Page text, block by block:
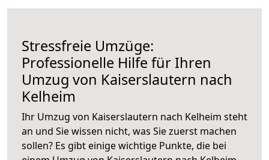
Stressfreie Umzüge:
Professionelle Hilfe für Ihren
Umzug von Kaiserslautern nach
Kelheim
Ihr Umzug von Kaiserslautern nach Kelheim steht
an und Sie wissen nicht, was Sie zuerst machen
sollen? Es gibt einige wichtige Punkte, die bei